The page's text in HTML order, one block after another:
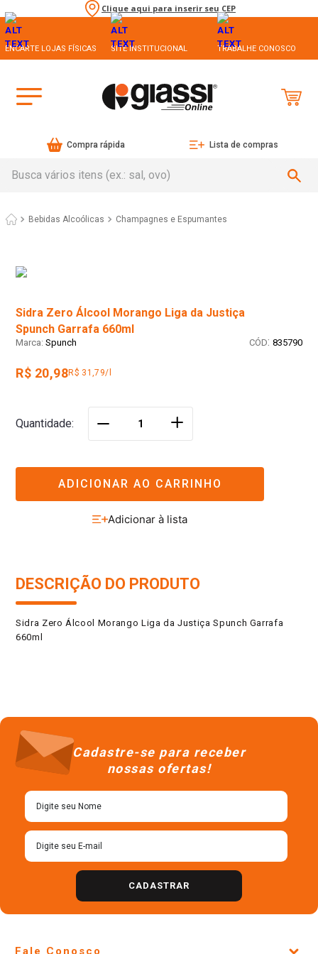
Clique aqui para inserir seu CEP
ENCARTE LOJAS FÍSICAS SITE INSTITUCIONAL TRABALHE CONOSCO
Compra rápida Lista de compras
Bebidas Alcoólicas Champagnes e Espumantes
Sidra Zero Álcool Morango Liga da Justiça
Spunch Garrafa 660ml
Spunch : 835790
R$ 20,98R$ 31,79/l
Quantidade ＋
ADICIONAR AO CARRINHO
DESCRIÇÃO DO PRODUTO
Sidra Zero Álcool Morango Liga da Justiça Spunch Garrafa
660ml
Cadastre-se para receber
nossas ofertas!
CADASTRAR
Fale Conosco